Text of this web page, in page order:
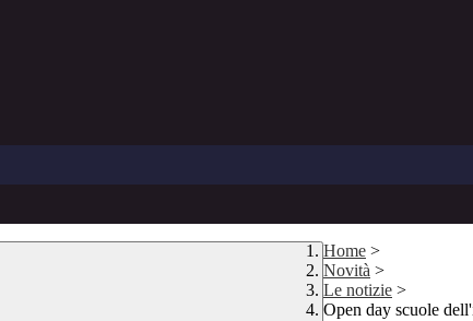
Home >
Novità >
Le notizie >
Open day scuole